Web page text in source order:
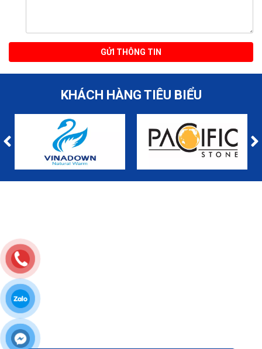
GỬI THÔNG TIN
KHÁCH HÀNG TIÊU BIỂU